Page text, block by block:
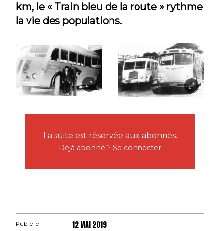
km, le « Train bleu de la route » rythme
la vie des populations.
La suite est réservée aux abonnés.
Déjà abonné ? Se connecter
Publié le 12 MAI 2019